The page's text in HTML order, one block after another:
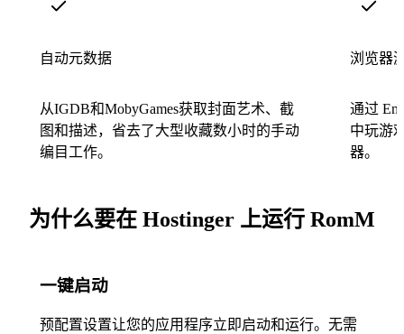
自动元数据
从IGDB和MobyGames获取封面艺术、截
图和描述，省去了大型收藏数小时的手动
编目工作。
浏览器
通过
中玩游
器。
为什么要在 Hostinger 上运行 RomM
一键启动
预配置设置让您的应用程序立即启动和运行。无需